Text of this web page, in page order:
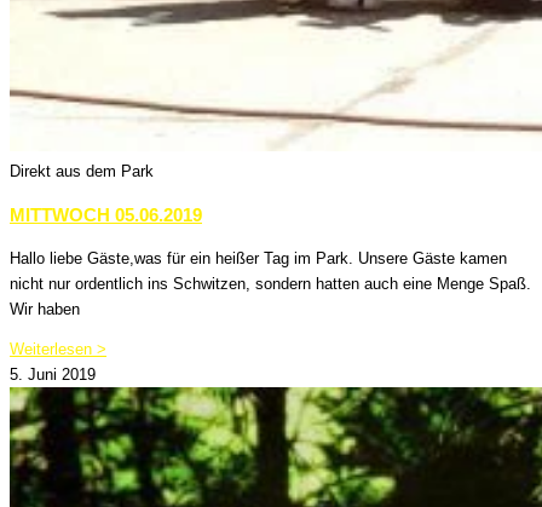
Direkt aus dem Park
MITTWOCH 05.06.2019
Hallo liebe Gäste,was für ein heißer Tag im Park. Unsere Gäste kamen
nicht nur ordentlich ins Schwitzen, sondern hatten auch eine Menge Spaß.
Wir haben
Weiterlesen >
5. Juni 2019